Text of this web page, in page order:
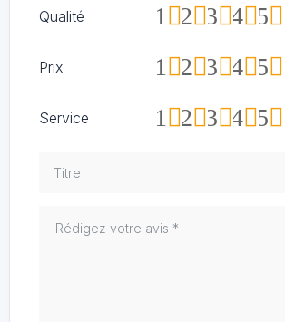
Qualité 5
4
3
2
1
Prix 5
4
3
2
1
Service 5
4
3
2
1